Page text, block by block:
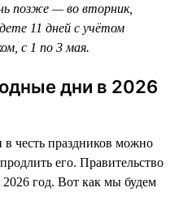
позже — во вторник,
11 дней с учётом
с 1 по 3 мая.
дни в 2026
честь праздников можно
его. Правительство
2026 год. Вот как мы будем